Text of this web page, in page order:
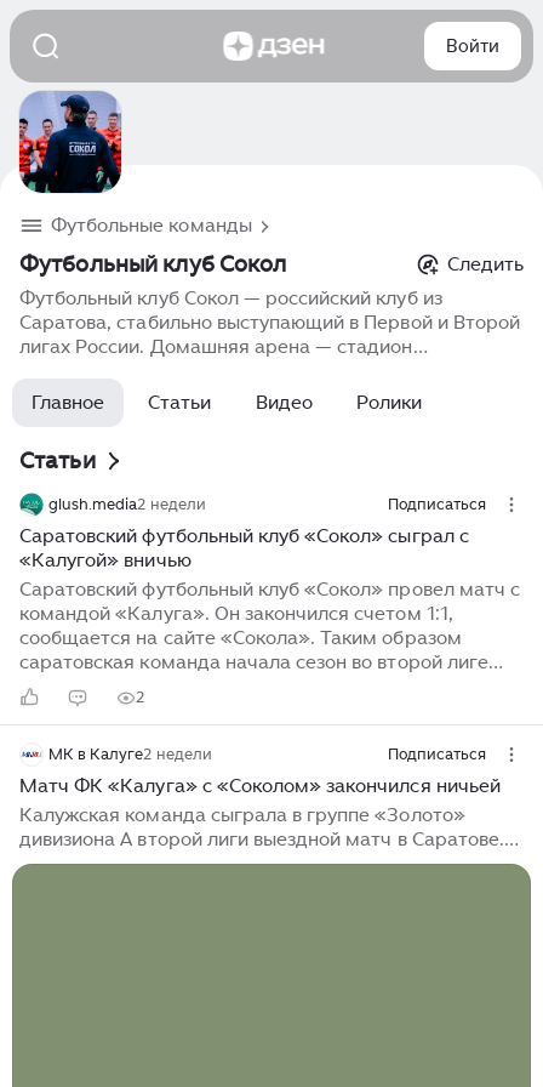
Войти
Футбольные команды
Футбольный клуб Сокол
Следить
Футбольный клуб Сокол — российский клуб из
Саратова, стабильно выступающий в Первой и Второй
лигах России. Домашняя арена — стадион
высокой физической подготовкой и страстной
поддержкой болельщиков. «Сокол» активно
за высокие места и является спортивным символом
Саратова.
Главное Статьи Видео Ролики
Статьи
glush.media2 недели Подписаться
Саратовский футбольный клуб «Сокол» сыграл с
«Калугой» вничью
Саратовский футбольный клуб «Сокол» провел матч с
командой «Калуга». Он закончился счетом 1:1,
сообщается на сайте «Сокола». Таким образом
саратовская команда начала сезон во второй лиге
«Дивизион А». Игра прошла в Саратове. Гол за
«Сокол» забил Артем Малахов. Со стороны гостей –
пройдет с «Динамо» из Кировской области 26 июля...
2
МК в Калуге2 недели Подписаться
Матч ФК «Калуга» с «Соколом» закончился ничьей
Калужская команда сыграла в группе «Золото»
дивизиона А второй лиги выездной матч в Саратове.
Турнир с соперником – местным «Соколом» прошел